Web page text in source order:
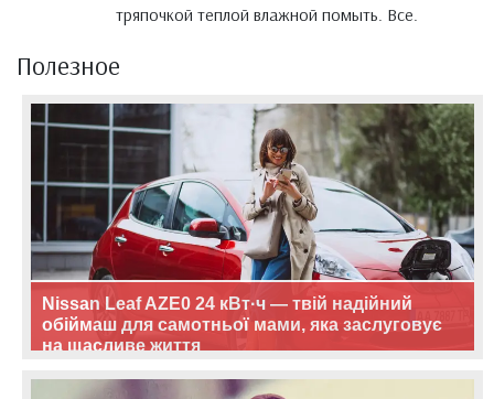
тряпочкой теплой влажной помыть. Все.
Полезное
Nissan Leaf AZE0 24 кВт·ч — твій надійний
обіймаш для самотньої мами, яка заслуговує
на щасливе життя